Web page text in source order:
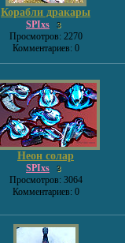
Корабли дракары
SPIxs 3
Просмотров: 2270
Комментариев: 0
Неон солар
SPIxs 3
Просмотров: 3064
Комментариев: 0